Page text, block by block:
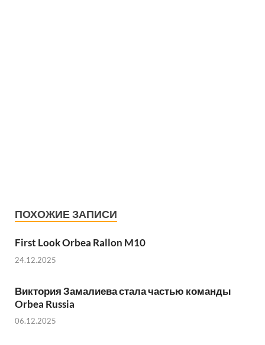
ПОХОЖИЕ ЗАПИСИ
First Look Orbea Rallon M10
24.12.2025
Виктория Замалиева стала частью команды
Orbea Russia
06.12.2025